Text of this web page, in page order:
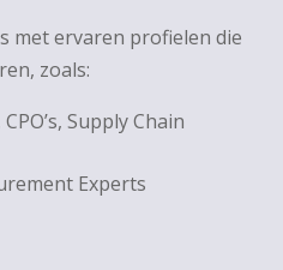
met ervaren profielen die
zoals:
Supply Chain
Experts